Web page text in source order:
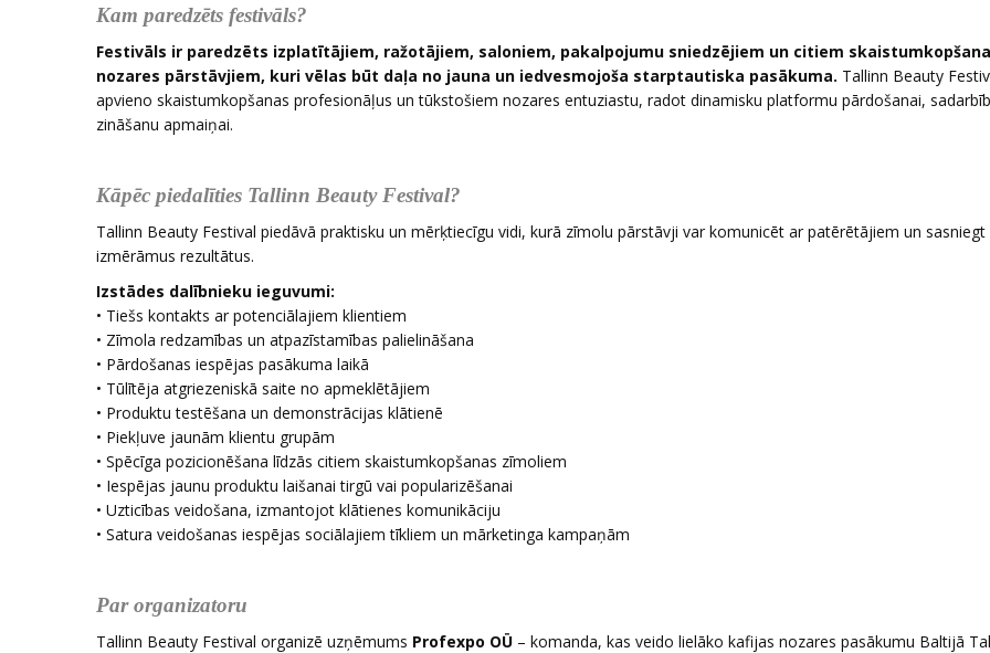
Kam paredzēts festivāls?
Festivāls ir paredzēts izplatītājiem, ražotājiem, saloniem, pakalpojumu sniedzējiem un citiem
nozares pārstāvjiem, kuri vēlas būt daļa no jauna un iedvesmojoša starptautiska pasākuma. Tallinn Beauty
apvieno skaistumkopšanas profesionāļus un tūkstošiem nozares entuziastu, radot dinamisku platformu pārdošanai,
zināšanu apmaiņai.
Kāpēc piedalīties Tallinn Beauty Festival?
Tallinn Beauty Festival piedāvā praktisku un mērķtiecīgu vidi, kurā zīmolu pārstāvji var komunicēt ar patērētājiem un sasniegt
izmērāmus rezultātus.
Izstādes dalībnieku ieguvumi:
• Tiešs kontakts ar potenciālajiem klientiem
• Zīmola redzamības un atpazīstamības palielināšana
• Pārdošanas iespējas pasākuma laikā
• Tūlītēja atgriezeniskā saite no apmeklētājiem
• Produktu testēšana un demonstrācijas klātienē
• Piekļuve jaunām klientu grupām
• Spēcīga pozicionēšana līdzās citiem skaistumkopšanas zīmoliem
• Iespējas jaunu produktu laišanai tirgū vai popularizēšanai
• Uzticības veidošana, izmantojot klātienes komunikāciju
• Satura veidošanas iespējas sociālajiem tīkliem un mārketinga kampaņām
Par organizatoru
Tallinn Beauty Festival organizē uzņēmums Profexpo OÜ – komanda, kas veido lielāko kafijas nozares pasākumu Baltijā